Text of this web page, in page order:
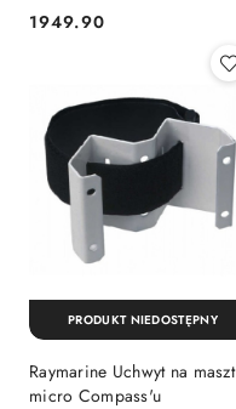
Cena:
1949.90
Raymarine Uchwyt na maszt
micro Compass'u
PRODUKT NIEDOSTĘPNY